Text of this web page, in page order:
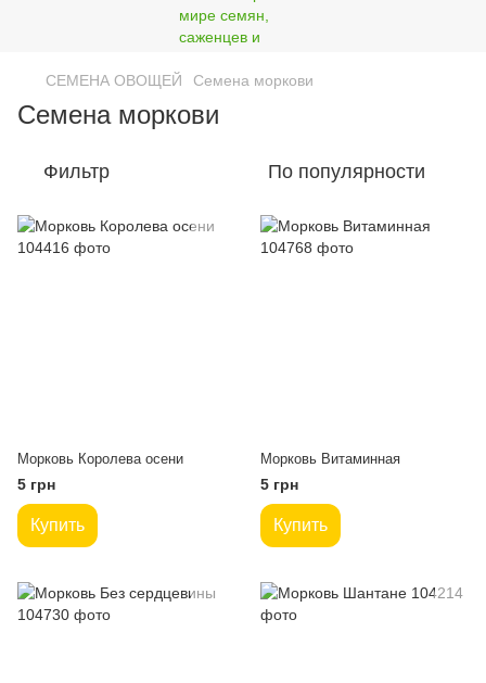
СЕМЕНА ОВОЩЕЙ Семена моркови
Семена моркови
Фильтр По популярности
Морковь Королева осени
5 грн
Купить
Морковь Витаминная
5 грн
Купить